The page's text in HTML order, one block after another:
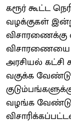
கரூர் கூட்ட
வழக்குகள்
விசாரணைக்கு
விசாரணையை
அரசியல் கட்சி
வகுக்க
வழங்க